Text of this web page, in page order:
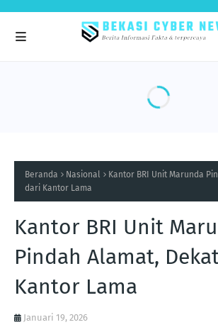
Beranda Nasional
Kantor BRI Unit Marunda
dari Kantor Lama
Kantor BRI Unit
Pindah Alamat,
Kantor Lama
Januari 19, 2026